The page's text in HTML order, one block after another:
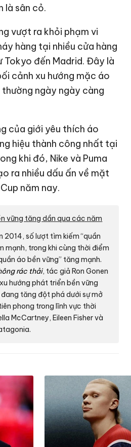
là sân cỏ.
vượt ra khỏi phạm vi
hàng tại nhiều cửa hàng
Tokyo đến Madrid. Đây là
cảnh xu hướng mặc áo
ngày ngày càng
của giới yêu thích áo
hiệu thành công nhất tại
khi đó, Nike và Puma
ra nhiều dấu ấn về mặt
năm nay.
vững tăng dần qua các năm
2014, số lượt tìm kiếm “quần
mạnh, trong khi cùng thời điểm
áo bền vững” tăng mạnh.
rác thải, tác giả Ron Gonen
hướng phát triển bền vững
tăng đột phá dưới sự mở
phong trong lĩnh vực thời
McCartney, Eileen Fisher và